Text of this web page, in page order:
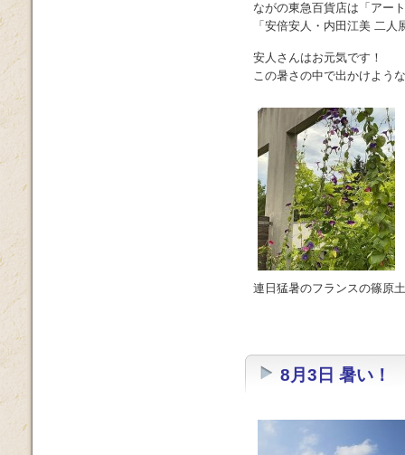
ながの東急百貨店は「アー
「安倍安人・内田江美 二
安人さんはお元気です！
この暑さの中で出かけよう
連日猛暑のフランスの篠原
8月3日 暑い！